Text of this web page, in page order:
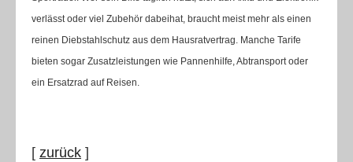
verlässt oder viel Zubehör dabeihat, braucht meist mehr als einen
reinen Diebstahlschutz aus dem Hausratvertrag. Manche Tarife
bieten sogar Zusatzleistungen wie Pannenhilfe, Abtransport oder
ein Ersatzrad auf Reisen.
[ zurück ]